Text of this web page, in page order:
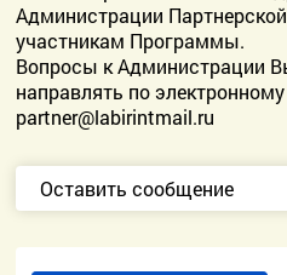
Администрации
участникам Программы.
Вопросы к Администрации
направлять по
partner@labirintmail.ru
Оставить сообщение